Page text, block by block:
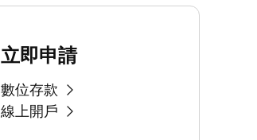
立即申請
數位存款
線上開戶